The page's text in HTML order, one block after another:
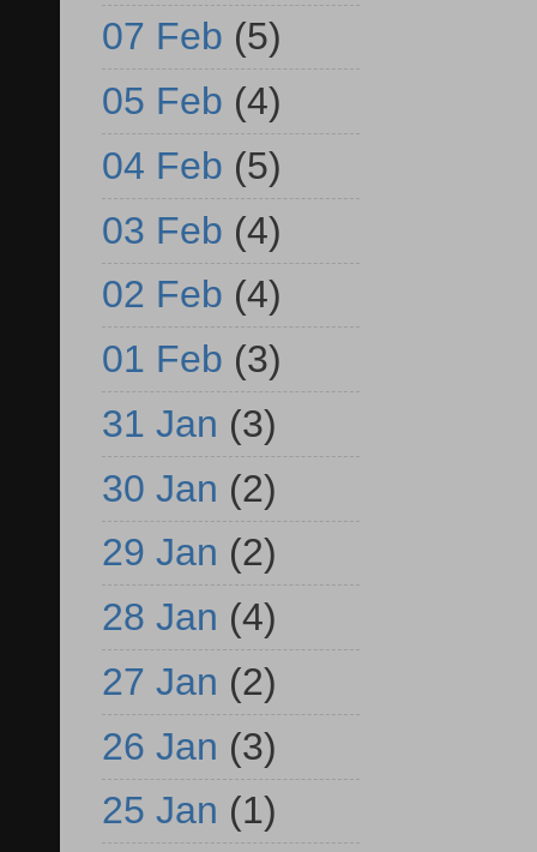
07 Feb (5)
05 Feb (4)
04 Feb (5)
03 Feb (4)
02 Feb (4)
01 Feb (3)
31 Jan (3)
30 Jan (2)
29 Jan (2)
28 Jan (4)
27 Jan (2)
26 Jan (3)
25 Jan (1)